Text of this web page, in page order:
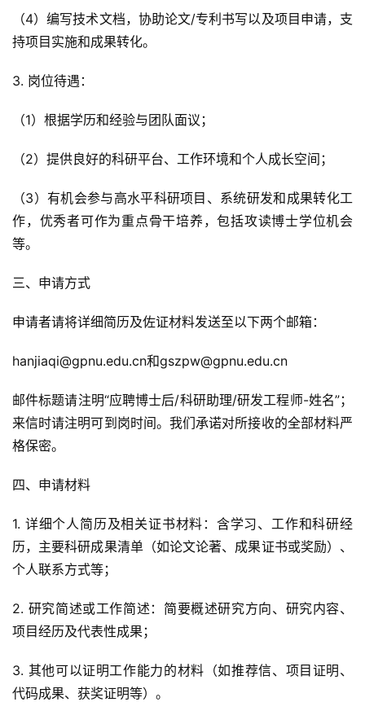
（4）编写技术文档，协助论文/专利书写以及项目申请，支
持项目实施和成果转化。
3. 岗位待遇：
（1）根据学历和经验与团队面议；
（2）提供良好的科研平台、工作环境和个人成长空间；
（3）有机会参与高水平科研项目、系统研发和成果转化工
作，优秀者可作为重点骨干培养，包括攻读博士学位机会
等。
三、申请方式
申请者请将详细简历及佐证材料发送至以下两个邮箱：
hanjiaqi@gpnu.edu.cn和gszpw@gpnu.edu.cn
邮件标题请注明“应聘博士后/科研助理/研发工程师-姓名”；
来信时请注明可到岗时间。我们承诺对所接收的全部材料严
格保密。
四、申请材料
1. 详细个人简历及相关证书材料：含学习、工作和科研经
历，主要科研成果清单（如论文论著、成果证书或奖励）、
个人联系方式等；
2. 研究简述或工作简述：简要概述研究方向、研究内容、
项目经历及代表性成果；
3. 其他可以证明工作能力的材料（如推荐信、项目证明、
代码成果、获奖证明等）。